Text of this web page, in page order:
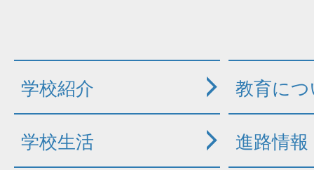
学校紹介 教育に
学校生活 進路情報